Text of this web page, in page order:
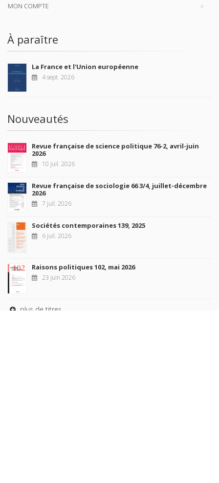
MON COMPTE
À paraître
La France et l'Union européenne
4 sept. 2026
Nouveautés
Revue française de science politique 76-2, avril-juin
2026
10 juil. 2026
Revue française de sociologie 66 3/4, juillet-décembre
2026
7 juil. 2026
Sociétés contemporaines 139, 2025
6 juil. 2026
Raisons politiques 102, mai 2026
23 juin 2026
plus de titres